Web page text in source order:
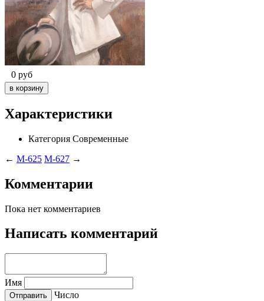
0 руб
Характеристики
Категория Современные
← M-625 M-627 →
Комментарии
Пока нет комментариев
Написать комментарий
Имя
Число